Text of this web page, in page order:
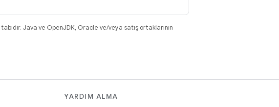
Java ve OpenJDK, Oracle ve/veya satış ortaklarının
YARDIM ALMA